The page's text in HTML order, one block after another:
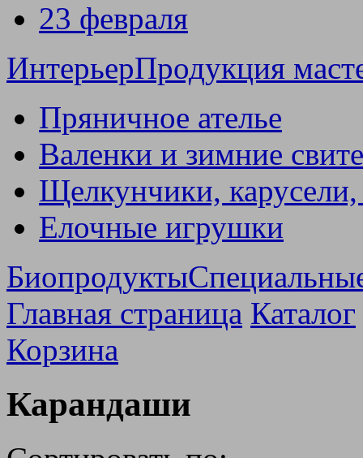
23 февраля
ИнтерьерПродукция
Пряничное ателье
Валенки и зимние
Щелкунчики, карусели,
Елочные игрушки
Биопродукты
Главная страница Каталог
Корзина
Карандаши